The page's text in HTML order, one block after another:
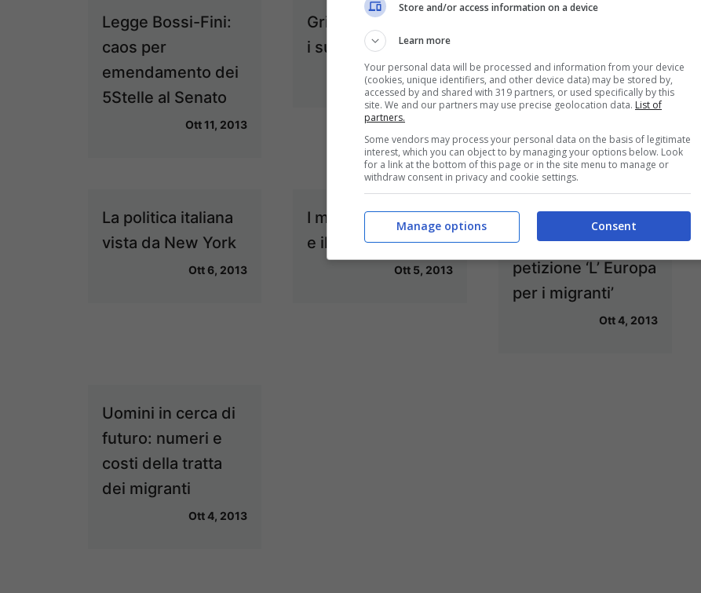
Legge Bossi-Fini:
caos per
emendamento dei
5Stelle al Senato
Ott 11, 2013
Grillo tuona contro
i suoi senatori
Ott 10, 2013
Lampedusa
Ott 9, 2013
La politica italiana
vista da New York
Ott 6, 2013
I migranti in Europa
e il caso Frontex
Ott 5, 2013
Lampedusa:
presentata la
petizione ‘L’ Europa
per i migranti’
Ott 4, 2013
Uomini in cerca di
futuro: numeri e
costi della tratta
dei migranti
Ott 4, 2013
Store and/or access information on a device
Learn more
Your personal data will be processed and information from your device
(cookies, unique identifiers, and other device data) may be stored by,
accessed by and shared with 319 partners, or used specifically by this
site. We and our partners may use precise geolocation data. List of
partners.
Some vendors may process your personal data on the basis of legitimate
interest, which you can object to by managing your options below. Look
for a link at the bottom of this page or in the site menu to manage or
withdraw consent in privacy and cookie settings.
Consent
Manage options